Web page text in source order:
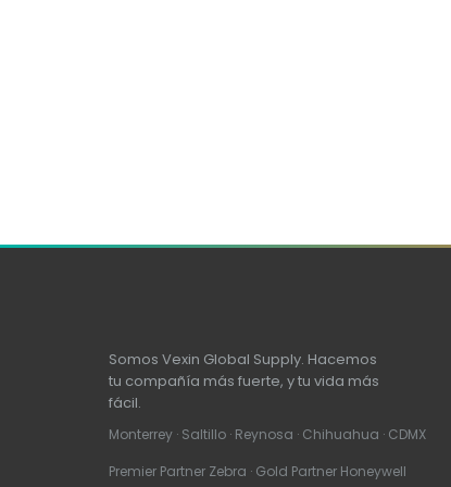
Somos Vexin Global Supply. Hacemos
tu compañía más fuerte, y tu vida más
fácil.
Monterrey · Saltillo · Reynosa · Chihuahua · CDMX
Premier Partner Zebra · Gold Partner Honeywell